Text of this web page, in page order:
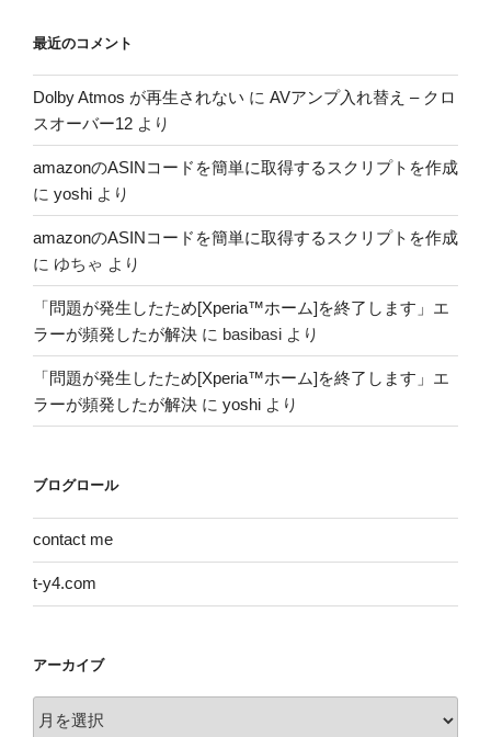
最近のコメント
Dolby Atmos が再生されない に AVアンプ入れ替え – クロ
スオーバー12 より
amazonのASINコードを簡単に取得するスクリプトを作成
に yoshi より
amazonのASINコードを簡単に取得するスクリプトを作成
に ゆちゃ より
「問題が発生したため[Xperia™ホーム]を終了します」エ
ラーが頻発したが解決 に basibasi より
「問題が発生したため[Xperia™ホーム]を終了します」エ
ラーが頻発したが解決 に yoshi より
ブログロール
contact me
t-y4.com
アーカイブ